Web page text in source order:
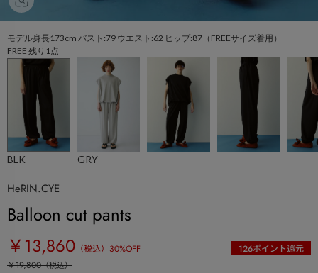
モデル身長173cm バスト:79 ウエスト:62 ヒップ:87（FREEサイズ着用）
FREE 残り1点
BLK GRY
HeRIN.CYE
Balloon cut pants
￥13,860 （税込） 30%OFF 126ポイント還元
￥19,800（税込）